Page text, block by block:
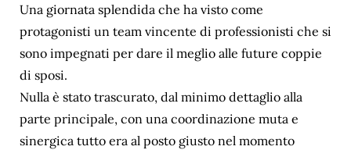
CONTATTI
Una giornata splendida che ha visto come
protagonisti un team vincente di professionisti che si
sono impegnati per dare il meglio alle future coppie
di sposi.
Nulla è stato trascurato, dal minimo dettaglio alla
parte principale, con una coordinazione muta e
sinergica tutto era al posto giusto nel momento